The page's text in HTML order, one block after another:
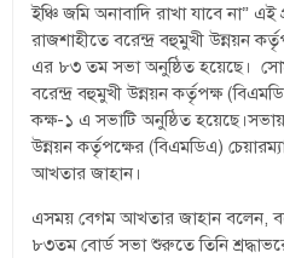
ইঞ্চি জমি অনাবাদি রাখা যাবে না”
রাজশাহীতে বরেন্দ্র বহুমুখী উন্নয়ন
এর ৮৩ তম সভা অনুষ্ঠিত হয়েছে।
বরেন্দ্র বহুমুখী উন্নয়ন কর্তৃপক্ষ
কক্ষ-১ এ সভাটি অনুষ্ঠিত
উন্নয়ন কর্তৃপক্ষের (বিএমডিএ)
আখতার জাহান।
এসময় বেগম আখতার জাহান বলেন,
৮৩তম বোর্ড সভা শুরুতে তিনি